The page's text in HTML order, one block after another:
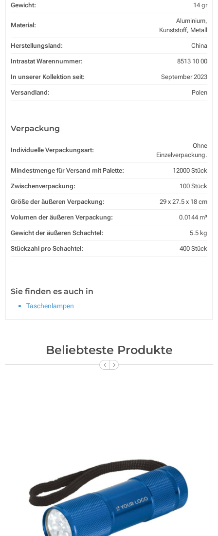
Gewicht: 14 gr
Material:
Aluminium,
Kunststoff, Metall
Herstellungsland: China
Intrastat Warennummer: 8513 10 00
In unserer Kollektion seit: September 2023
Versandland: Polen
Verpackung
Individuelle Verpackungsart:
Ohne
Einzelverpackung.
Mindestmenge für Versand mit Palette: 12000 Stück
Zwischenverpackung: 100 Stück
Größe der äußeren Verpackung: 29 x 27.5 x 18 cm
Volumen der äußeren Verpackung: 0.0144 m³
Gewicht der äußeren Schachtel: 5.5 kg
Stückzahl pro Schachtel: 400 Stück
Sie finden es auch in
Taschenlampen
Beliebteste Produkte